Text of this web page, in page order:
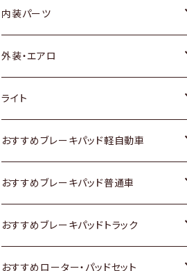
内装パーツ
トヨタ
ホンダ
スズキ
日産
いすゞ
ダイハツ
外装・エアロ
トヨタ
ホンダ
スズキ
日産
いすゞ
ライト
トヨタ
スズキ
日産
いすゞ
おすすめブレーキパッド軽自動車
トヨタ
ホンダ
スズキ
おすすめブレーキパッド普通車
トヨタ
ホンダ
おすすめブレーキパッドトラック
トヨタ
おすすめローター・パッドセット